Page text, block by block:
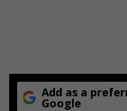
Add as a
Google